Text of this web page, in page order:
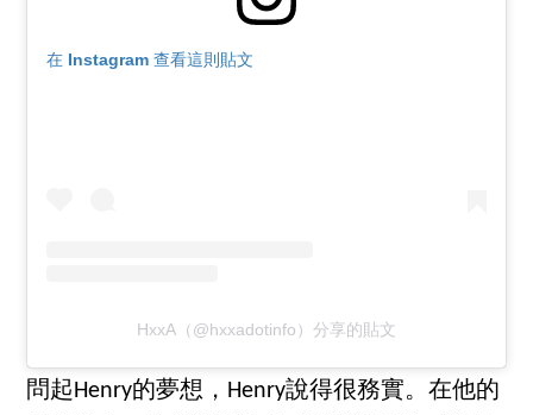
在 Instagram 查看這則貼文
HxxA（@hxxadotinfo）分享的貼文
問起Henry的夢想，Henry說得很務實。在他的